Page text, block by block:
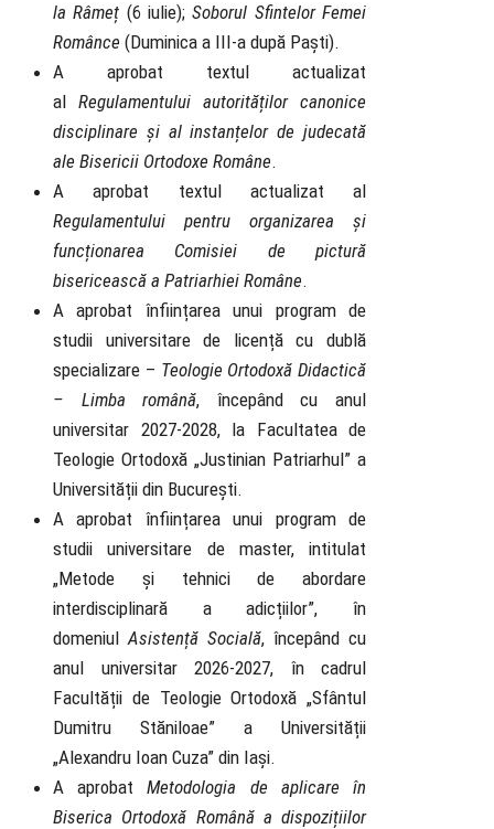
la Râmeț (6 iulie);Soborul Sfintelor Femei
Românce (Duminica a III-a după Paști).
A aprobat textul actualizat
al Regulamentului autorităților canonice
disciplinare și al instanțelor de judecată
ale Bisericii Ortodoxe Române.
A aprobat textul actualizat al
Regulamentului pentru organizarea și
funcționarea Comisiei de pictură
bisericească a Patriarhiei Române.
A aprobat înființarea unui program de
studii universitare de licență cu dublă
specializare – Teologie Ortodoxă Didactică
– Limba română, începând cu anul
universitar 2027-2028, la Facultatea de
Teologie Ortodoxă „Justinian Patriarhul” a
Universității din București.
A aprobat înființarea unui program de
studii universitare de master, intitulat
„Metode și tehnici de abordare
interdisciplinară a adicțiilor”, în
domeniulAsistență Socială, începând cu
anul universitar 2026-2027, în cadrul
Facultății de Teologie Ortodoxă „Sfântul
Dumitru Stăniloae” a Universității
„Alexandru Ioan Cuza” din Iași.
A aprobatMetodologia de aplicare în
Biserica Ortodoxă Română a dispozițiilor